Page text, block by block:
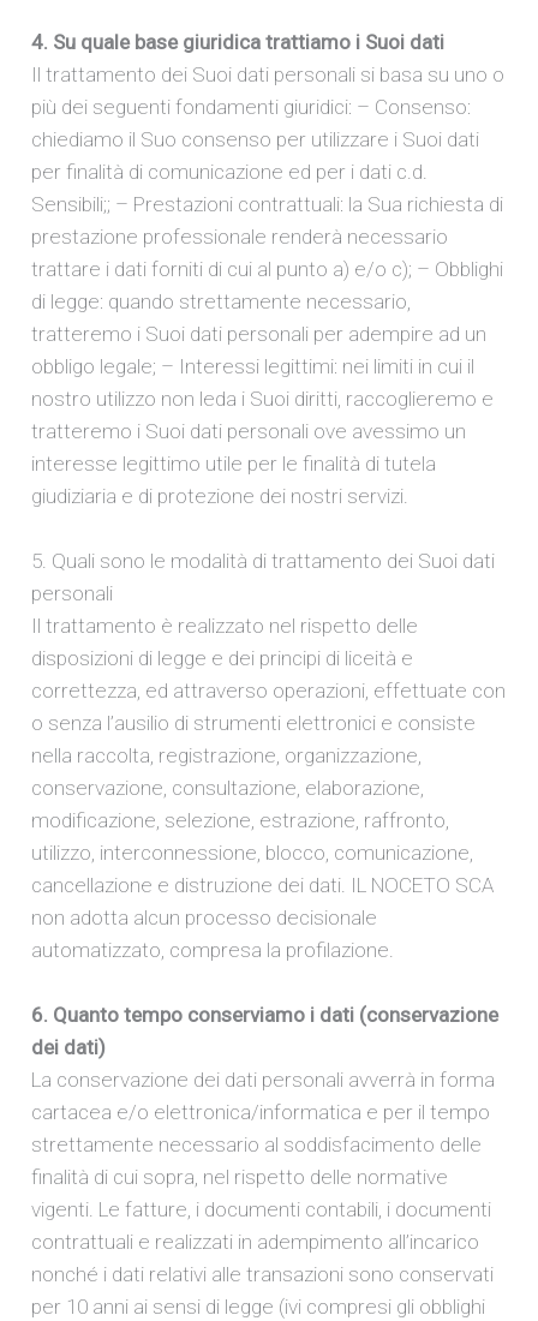
4. Su quale base giuridica trattiamo i Suoi dati
Il trattamento dei Suoi dati personali si basa su uno o
più dei seguenti fondamenti giuridici: – Consenso:
chiediamo il Suo consenso per utilizzare i Suoi dati
per finalità di comunicazione ed per i dati c.d.
Sensibili;; – Prestazioni contrattuali: la Sua richiesta di
prestazione professionale renderà necessario
trattare i dati forniti di cui al punto a) e/o c); – Obblighi
di legge: quando strettamente necessario,
tratteremo i Suoi dati personali per adempire ad un
obbligo legale; – Interessi legittimi: nei limiti in cui il
nostro utilizzo non leda i Suoi diritti, raccoglieremo e
tratteremo i Suoi dati personali ove avessimo un
interesse legittimo utile per le finalità di tutela
giudiziaria e di protezione dei nostri servizi.
5. Quali sono le modalità di trattamento dei Suoi dati
personali
Il trattamento è realizzato nel rispetto delle
disposizioni di legge e dei principi di liceità e
correttezza, ed attraverso operazioni, effettuate con
o senza l’ausilio di strumenti elettronici e consiste
nella raccolta, registrazione, organizzazione,
conservazione, consultazione, elaborazione,
modificazione, selezione, estrazione, raffronto,
utilizzo, interconnessione, blocco, comunicazione,
cancellazione e distruzione dei dati. IL NOCETO SCA
non adotta alcun processo decisionale
automatizzato, compresa la profilazione.
6. Quanto tempo conserviamo i dati (conservazione
dei dati)
La conservazione dei dati personali avverrà in forma
cartacea e/o elettronica/informatica e per il tempo
strettamente necessario al soddisfacimento delle
finalità di cui sopra, nel rispetto delle normative
vigenti. Le fatture, i documenti contabili, i documenti
contrattuali e realizzati in adempimento all’incarico
nonché i dati relativi alle transazioni sono conservati
per 10 anni ai sensi di legge (ivi compresi gli obblighi